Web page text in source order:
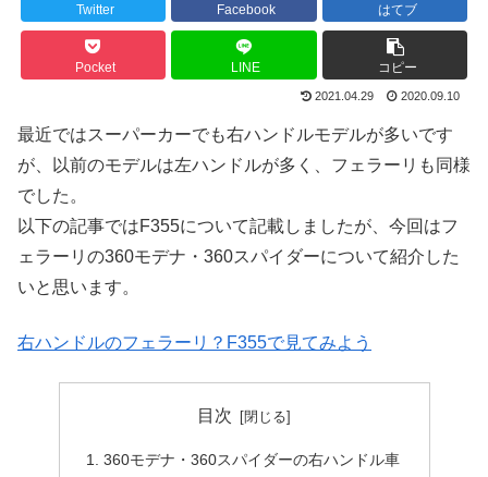
Twitter Facebook はてブ
Pocket LINE コピー
2021.04.29 2020.09.10
最近ではスーパーカーでも右ハンドルモデルが多いです
が、以前のモデルは左ハンドルが多く、フェラーリも同様
でした。
以下の記事ではF355について記載しましたが、今回はフ
ェラーリの360モデナ・360スパイダーについて紹介した
いと思います。
右ハンドルのフェラーリ？F355で見てみよう
目次
360モデナ・360スパイダーの右ハンドル車